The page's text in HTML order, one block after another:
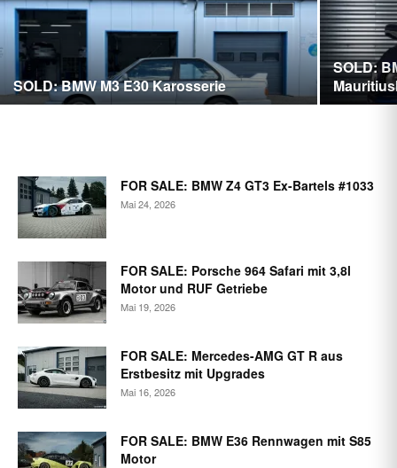
SOLD: BMW M3 E30 Karosserie
SOLD:
FOR SALE: BMW Z4 GT3 Ex-Bartels #1033
Mai 24, 2026
FOR SALE: Porsche 964 Safari mit 3,8l
Motor und RUF Getriebe
Mai 19, 2026
FOR SALE: Mercedes-AMG GT R aus
Erstbesitz mit Upgrades
Mai 16, 2026
FOR SALE: BMW E36 Rennwagen mit S85
Motor